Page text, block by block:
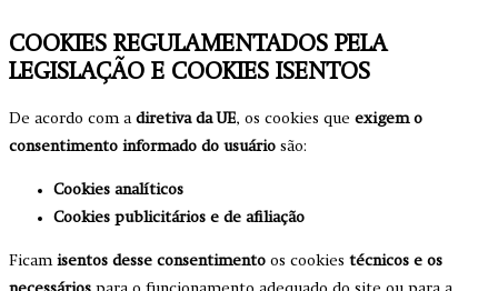
COOKIES REGULAMENTADOS PELA
LEGISLAÇÃO E COOKIES ISENTOS
De acordo com a diretiva da UE, os cookies que exigem o
consentimento informado do usuário são:
Cookies analíticos
Cookies publicitários e de afiliação
Ficam isentos desse consentimento os cookies técnicos e os